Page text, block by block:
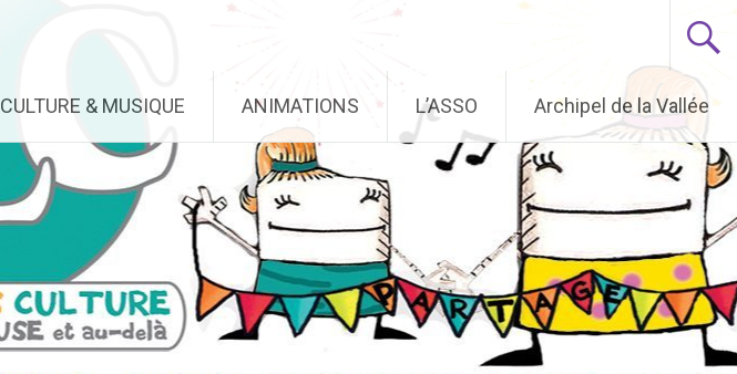
CULTURE & MUSIQUE ANIMATIONS L’ASSO Archipel de la Vallée